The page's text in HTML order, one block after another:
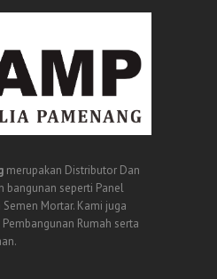
merupakan Distributor Dan
bangunan seperti Panel
Mortar. Kami juga
Rumah serta